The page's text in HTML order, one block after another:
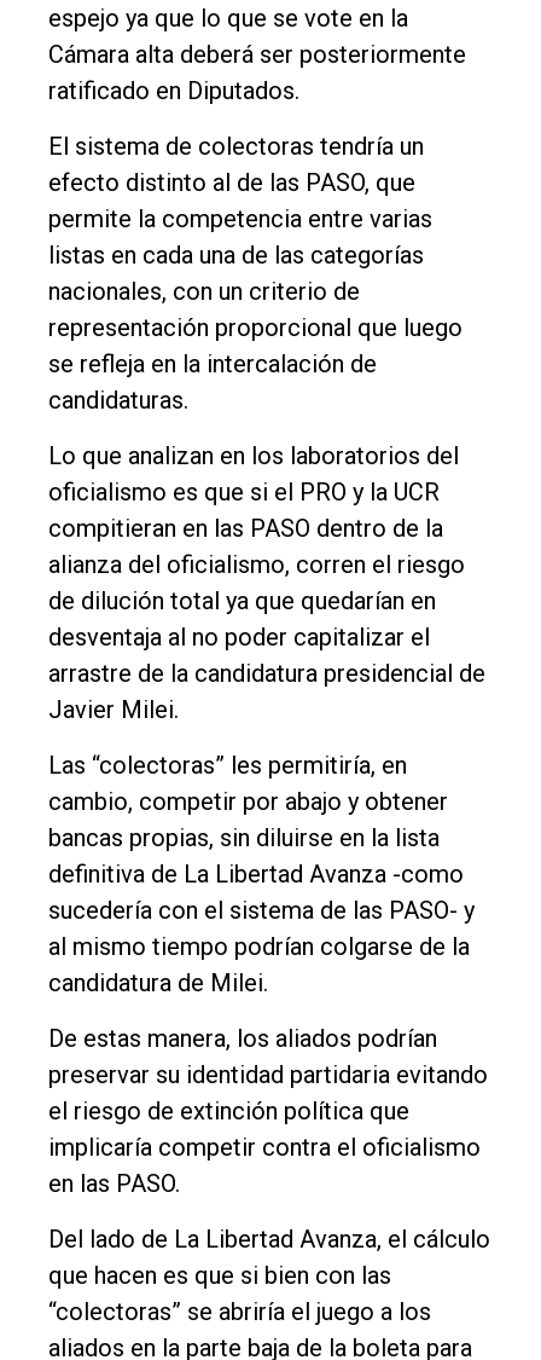
espejo ya que lo que se vote en la
Cámara alta deberá ser posteriormente
ratificado en Diputados.
El sistema de colectoras tendría un
efecto distinto al de las PASO, que
permite la competencia entre varias
listas en cada una de las categorías
nacionales, con un criterio de
representación proporcional que luego
se refleja en la intercalación de
candidaturas.
Lo que analizan en los laboratorios del
oficialismo es que si el PRO y la UCR
compitieran en las PASO dentro de la
alianza del oficialismo, corren el riesgo
de dilución total ya que quedarían en
desventaja al no poder capitalizar el
arrastre de la candidatura presidencial de
Javier Milei.
Las “colectoras” les permitiría, en
cambio, competir por abajo y obtener
bancas propias, sin diluirse en la lista
definitiva de La Libertad Avanza -como
sucedería con el sistema de las PASO- y
al mismo tiempo podrían colgarse de la
candidatura de Milei.
De estas manera, los aliados podrían
preservar su identidad partidaria evitando
el riesgo de extinción política que
implicaría competir contra el oficialismo
en las PASO.
Del lado de La Libertad Avanza, el cálculo
que hacen es que si bien con las
“colectoras” se abriría el juego a los
aliados en la parte baja de la boleta para